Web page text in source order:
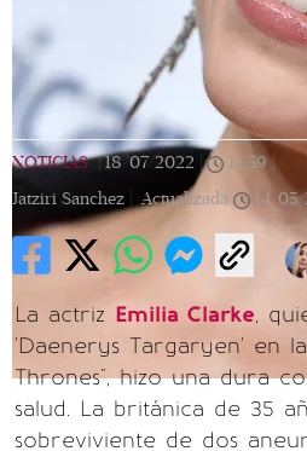
NOTICIAS | 18/07/2022 14:59 |
Jatziri Sanchez |
Actualizada 14/
La actriz Emilia Clarke,
'Daenerys Targaryen' en
Thrones", hizo una dura
salud. La británica de 35
sobreviviente de dos